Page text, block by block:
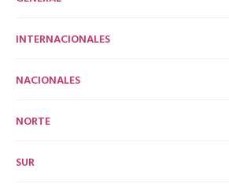
INTERNACIONALES
NACIONALES
NORTE
SUR